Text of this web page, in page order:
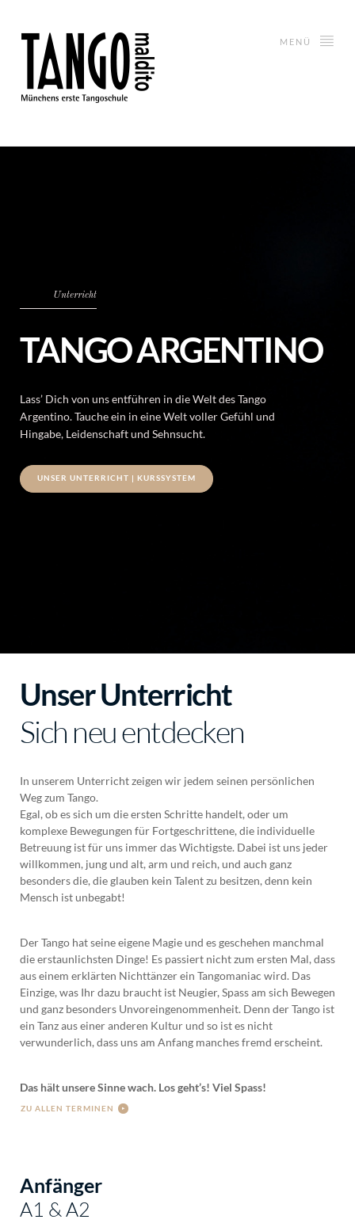
MENÜ
Unterricht
TANGO ARGENTINO
Lass’ Dich von uns entführen in die Welt des Tango
Argentino. Tauche ein in eine Welt voller Gefühl und
Hingabe, Leidenschaft und Sehnsucht.
UNSER UNTERRICHT | KURSSYSTEM
Unser Unterricht
Sich neu entdecken
In unserem Unterricht zeigen wir jedem seinen persönlichen
Weg zum Tango.
Egal, ob es sich um die ersten Schritte handelt, oder um
komplexe Bewegungen für Fortgeschrittene, die individuelle
Betreuung ist für uns immer das Wichtigste. Dabei ist uns jeder
willkommen, jung und alt, arm und reich, und auch ganz
besonders die, die glauben kein Talent zu besitzen, denn kein
Mensch ist unbegabt!
Der Tango hat seine eigene Magie und es geschehen manchmal
die erstaunlichsten Dinge! Es passiert nicht zum ersten Mal, dass
aus einem erklärten Nichttänzer ein Tangomaniac wird. Das
Einzige, was Ihr dazu braucht ist Neugier, Spass am sich Bewegen
und ganz besonders Unvoreingenommenheit. Denn der Tango ist
ein Tanz aus einer anderen Kultur und so ist es nicht
verwunderlich, dass uns am Anfang manches fremd erscheint.
Das hält unsere Sinne wach. Los geht’s! Viel Spass!
ZU ALLEN TERMINEN
Anfänger
A1 & A2